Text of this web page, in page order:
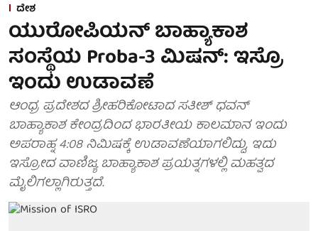
ದೇಶ
ಯುರೋಪಿಯನ್ ಬಾಹ್ಯಾಕಾಶ
ಸಂಸ್ಥೆಯ Proba-3 ಮಿಷನ್: ಇಸ್ರೊ
ಇಂದು ಉಡಾವಣೆ
ಆಂಧ್ರ ಪ್ರದೇಶದ ಶ್ರೀಹರಿಕೋಟಾದ ಸತೀಶ್ ಧವನ್
ಬಾಹ್ಯಾಕಾಶ ಕೇಂದ್ರದಿಂದ ಭಾರತೀಯ ಕಾಲಮಾನ ಇಂದು
ಅಪರಾಹ್ನ 4:08 ನಿಮಿಷಕ್ಕೆ ಉಡಾವಣೆಯಾಗಲಿದ್ದು, ಇದು
ಇಸ್ರೋದ ವಾಣಿಜ್ಯ ಬಾಹ್ಯಾಕಾಶ ಪ್ರಯತ್ನಗಳಲ್ಲಿ ಮಹತ್ವದ
ಮೈಲಿಗಲ್ಲಾಗಿರುತ್ತದೆ.